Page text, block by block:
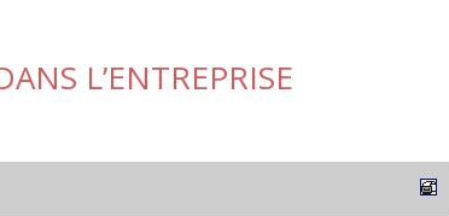
L’ENTREPRISE